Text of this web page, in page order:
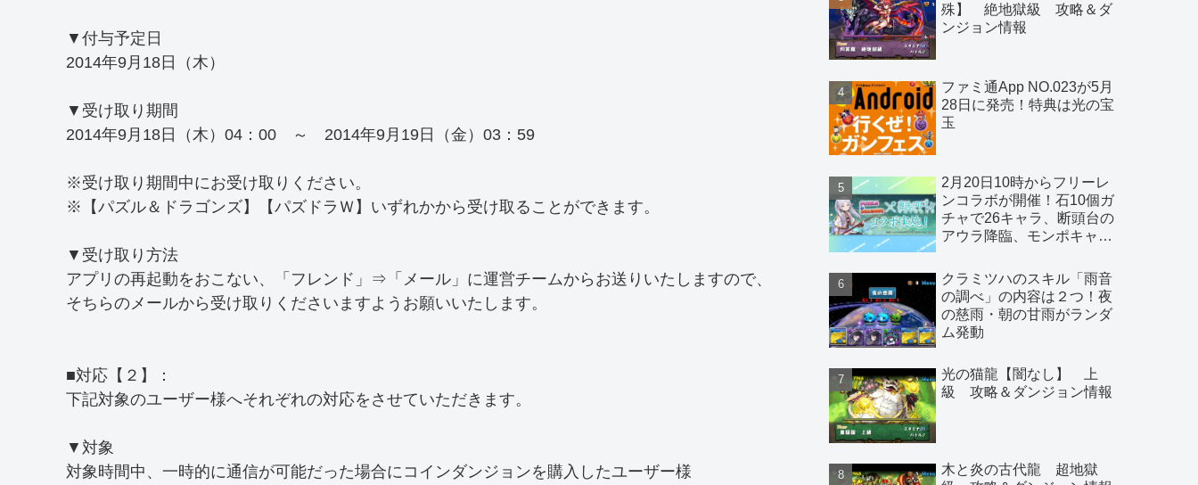
▼付与予定日
2014年9月18日（木）
▼受け取り期間
2014年9月18日（木）04：00 ～ 2014年9月19日（金）03：59
※受け取り期間中にお受け取りください。
※【パズル＆ドラゴンズ】【パズドラＷ】いずれかから受け取ることができます。
▼受け取り方法
アプリの再起動をおこない、「フレンド」⇒「メール」に運営チームからお送りいたしますので、
そちらのメールから受け取りくださいますようお願いいたします。
■対応【２】：
下記対象のユーザー様へそれぞれの対応をさせていただきます。
▼対象
対象時間中、一時的に通信が可能だった場合にコインダンジョンを購入したユーザー様
殊】 絶地獄級 攻略＆ダ
ンジョン情報
ファミ通App NO.023が5月
28日に発売！特典は光の宝
玉
2月20日10時からフリーレ
ンコラボが開催！石10個ガ
チャで26キャラ、断頭台の
アウラ降臨、モンポキャラ
クラミツハのスキル「雨音
の調べ」の内容は２つ！夜
の慈雨・朝の甘雨がランダ
ム発動
光の猫龍【闇なし】 上
級 攻略＆ダンジョン情報
木と炎の古代龍 超地獄